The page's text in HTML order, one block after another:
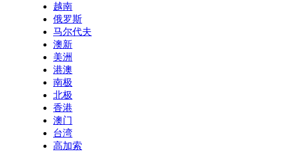
越南
俄罗斯
马尔代夫
澳新
美洲
港澳
南极
北极
香港
澳门
台湾
高加索